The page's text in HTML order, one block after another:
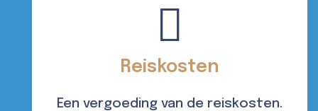
Reiskosten
Een vergoeding van de reiskosten.